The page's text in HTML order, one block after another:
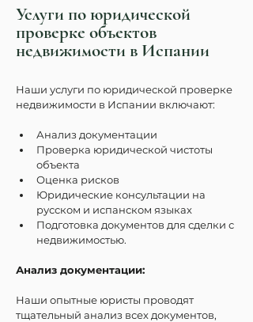
Услуги по юридической
проверке объектов
недвижимости в Испании
Наши услуги по юридической проверке
недвижимости в Испании включают:
Анализ документации
Проверка юридической чистоты
объекта
Оценка рисков
Юридические консультации на
русском и испанском языках
Подготовка документов для сделки с
недвижимостью.
Анализ документации:
Наши опытные юристы проводят
тщательный анализ всех документов,